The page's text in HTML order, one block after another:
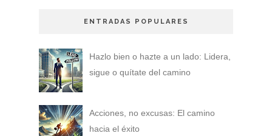
ENTRADAS POPULARES
Hazlo bien o hazte a un lado: Lidera,
sigue o quítate del camino
Acciones, no excusas: El camino
hacia el éxito